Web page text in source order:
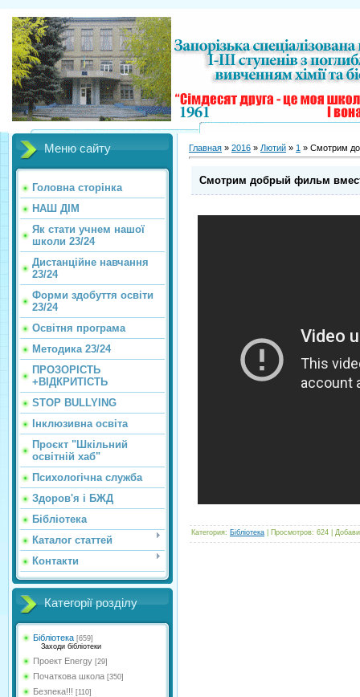
Меню сайту
Головна сторінка
НАШ ДІМ
Як стати учнем нашої
школи 23/24
Дистанційне навчання
23/24
Форми здобуття освіти
23/24
Освітня програма
Методика 23/24
ПРОЗОРІСТЬ
+ВІДКРИТІСТЬ
STOP BULLYING
Інклюзивна освіта
Проєкт "Шкільний
освітній хаб"
Психологічна служба
Здоров'я і БЖД
Бібліотека
Каталог статтей
Контакти
Категорії розділу
Бібліотека [659]
Заходи бібліотеки
Проект Energy [29]
Початкова школа [350]
Безпека!!! [110]
Главная » 2016 » Лютий » 1 » Смотрим
Смотрим добрый фильм
Категория: Бібліотека Просмотров: 624